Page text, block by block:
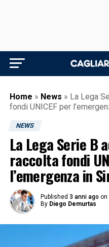
Home » News » La Lega
fondi UNICEF per
NEWS
La Lega Serie B
raccolta fondi
l’emergenza in
Published 3 anni ago on
By Diego Demurtas